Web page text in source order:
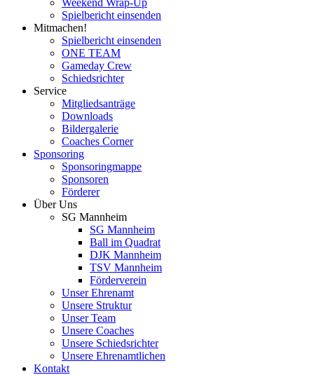
Weekend Wrap-Up
Spielbericht einsenden
Mitmachen!
Spielbericht einsenden
ONE TEAM
Gameday Crew
Schiedsrichter
Service
Mitgliedsanträge
Downloads
Bildergalerie
Coaches Corner
Sponsoring
Sponsoringmappe
Sponsoren
Förderer
Über Uns
SG Mannheim
SG Mannheim
Ball im Quadrat
DJK Mannheim
TSV Mannheim
Förderverein
Unser Ehrenamt
Unsere Struktur
Unser Team
Unsere Coaches
Unsere Schiedsrichter
Unsere Ehrenamtlichen
Kontakt